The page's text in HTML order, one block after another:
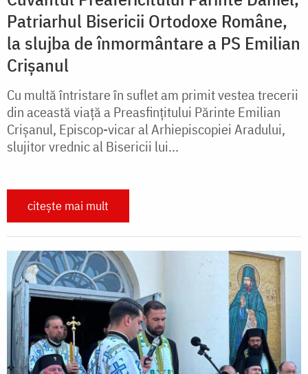
Patriarhul Bisericii Ortodoxe Române,
la slujba de înmormântare a PS Emilian
Crișanul
Cu multă întristare în suflet am primit vestea trecerii
din această viață a Preasfințitului Părinte Emilian
Crișanul, Episcop-vicar al Arhiepiscopiei Aradului,
slujitor vrednic al Bisericii lui...
citește mai mult